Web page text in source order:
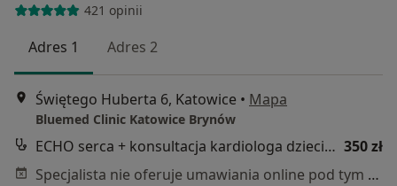
421 opinii
Adres 1 Adres 2
Świętego Huberta 6, Katowice • Mapa
Bluemed Clinic Katowice Brynów
ECHO serca + konsultacja kardiologa dziecięcego 350 zł
Specjalista nie oferuje umawiania online pod tym adresem.